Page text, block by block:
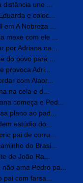
distância une ...
e coloc...
em A Nobreza ...
mexe com ele ...
por Adriana na...
do povo para ...
provoca Adri...
com Alaor...
na cela e d...
começa e Ped...
plano ao pad...
estúdio do...
pai de corru...
do Brasi...
de João Ra...
não ama Pedro pa...
pai com farsa...